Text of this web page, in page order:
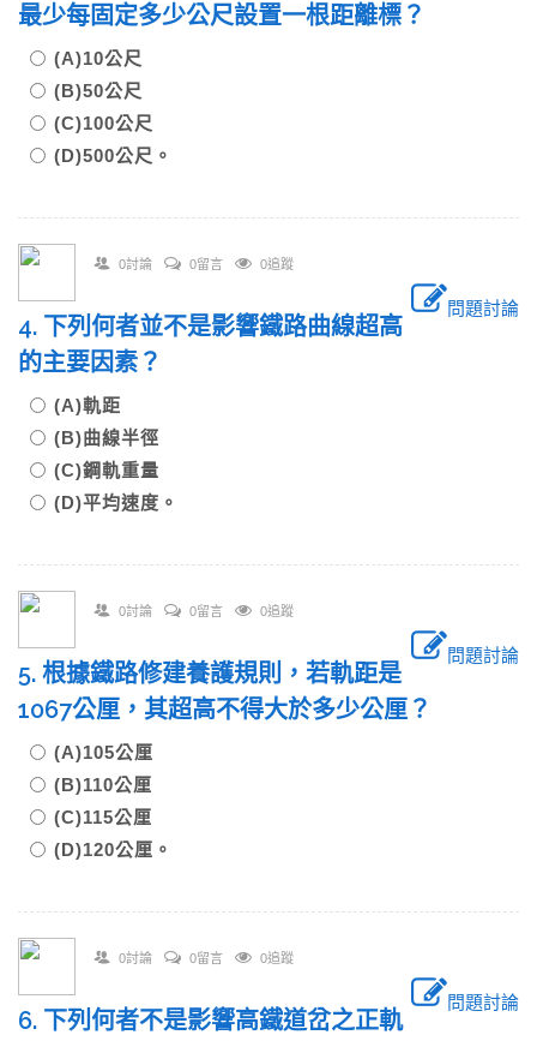
最少每固定多少公尺設置一根距離標？
(A)10公尺
(B)50公尺
(C)100公尺
(D)500公尺。
0討論 0留言 0追蹤
問題討論
4. 下列何者並不是影響鐵路曲線超高
的主要因素？
(A)軌距
(B)曲線半徑
(C)鋼軌重量
(D)平均速度。
0討論 0留言 0追蹤
問題討論
5. 根據鐵路修建養護規則，若軌距是
1067公厘，其超高不得大於多少公厘？
(A)105公厘
(B)110公厘
(C)115公厘
(D)120公厘。
0討論 0留言 0追蹤
問題討論
6. 下列何者不是影響高鐵道岔之正軌